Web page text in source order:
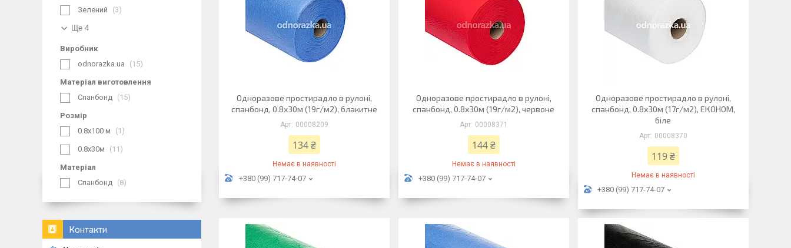
Одноразове простирадло в рулоні,
спанбонд, 0.8х30м (19г/м2), блакитне
00008209
134 ₴
Немає в наявності
+380 (99) 717-74-07
Одноразове простирадло в рулоні,
спанбонд, 0.8х30м (19г/м2), червоне
00008371
144 ₴
Немає в наявності
+380 (99) 717-74-07
Одноразове простирадло в рулоні,
спанбонд, 0.8х30м (17г/м2), ЕКОНОМ,
біле
00008370
119 ₴
Немає в наявності
+380 (99) 717-74-07
Зелений 3
Ще 4
Виробник
odnorazka.ua
15
Матеріал виготовлення
Спанбонд
15
Розмір
0.8х100 м
1
0.8х30м 11
Матеріал
Спанбонд
8
Контакти